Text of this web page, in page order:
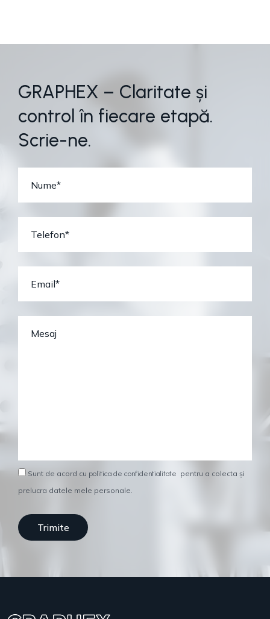
GRAPHEX – Claritate și
control în fiecare etapă.
Scrie-ne.
Sunt de acord cu politica de confidentialitate pentru a colecta și
prelucra datele mele personale.